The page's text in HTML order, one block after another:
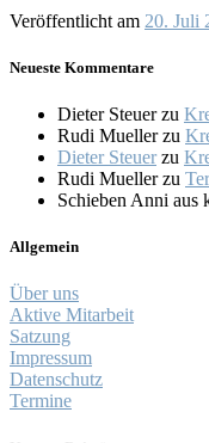
Veröffentlicht am 20. Juli
Neueste Kommentare
Dieter Steuerzu
Rudi Muellerzu
Dieter Steuerzu
Rudi Muellerzu
Schieben Anni aus
Allgemein
Über uns
Aktive Mitarbeit
Satzung
Impressum
Datenschutz
Termine